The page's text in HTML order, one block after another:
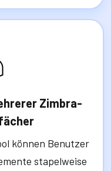
Zimbra-
können Benutzer
stapelweise